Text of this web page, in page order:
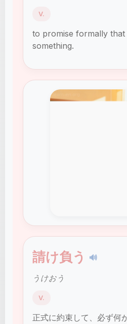
V.
to promise formally
something.
請け負う 🔊
うけおう
V.
正式に約束して、必ず何